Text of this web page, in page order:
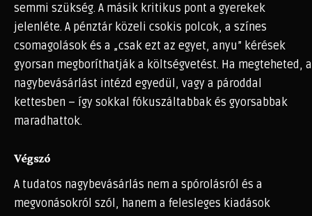
semmi szükség. A másik kritikus pont a gyerekek
jelenléte. A pénztár közeli csokis polcok, a színes
csomagolások és a „csak ezt az egyet, anyu” kérések
gyorsan megboríthatják a költségvetést. Ha megteheted, a
nagybevásárlást intézd egyedül, vagy a pároddal
kettesben – így sokkal fókuszáltabbak és gyorsabbak
maradhattok.
Végszó
A tudatos nagybevásárlás nem a spórolásról és a
megvonásokról szól, hanem a felesleges kiadások